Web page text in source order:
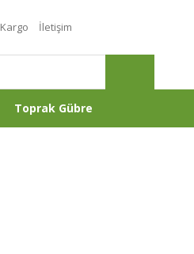
Kargo İletişim
Toprak Gübre